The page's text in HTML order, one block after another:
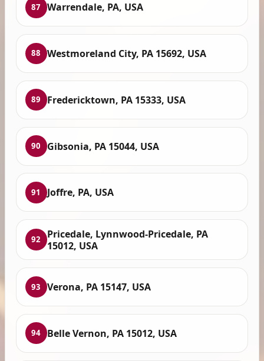
87 Warrendale, PA, USA
88 Westmoreland City, PA 15692, USA
89 Fredericktown, PA 15333, USA
90 Gibsonia, PA 15044, USA
91 Joffre, PA, USA
92
Pricedale, Lynnwood-Pricedale, PA
15012, USA
93 Verona, PA 15147, USA
94 Belle Vernon, PA 15012, USA